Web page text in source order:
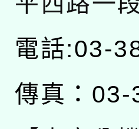
電話:03-
傳真：